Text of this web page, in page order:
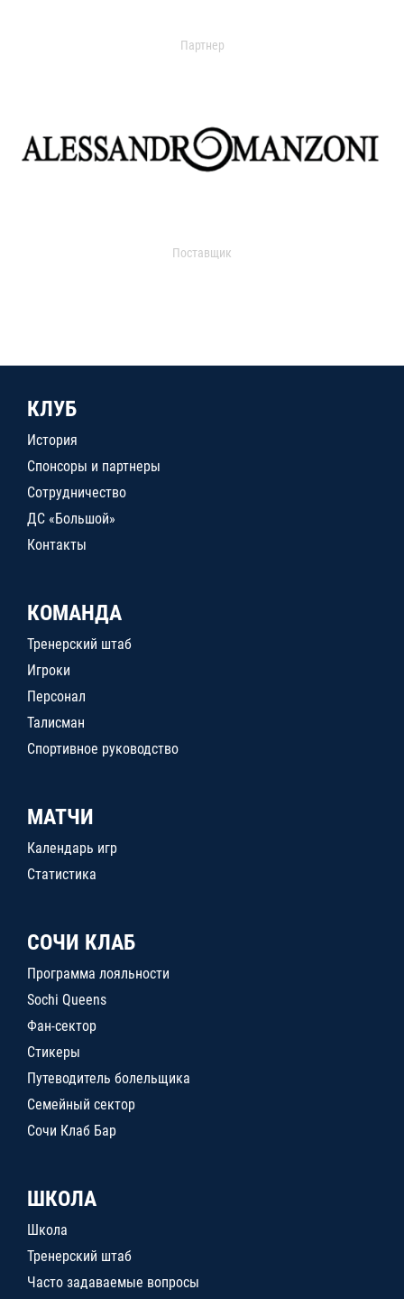
Партнер
Поставщик
КЛУБ
История
Спонсоры и партнеры
Сотрудничество
ДС «Большой»
Контакты
КОМАНДА
Тренерский штаб
Игроки
Персонал
Талисман
Спортивное руководство
МАТЧИ
Календарь игр
Статистика
СОЧИ КЛАБ
Программа лояльности
Sochi Queens
Фан-сектор
Стикеры
Путеводитель болельщика
Семейный сектор
Сочи Клаб Бар
ШКОЛА
Школа
Тренерский штаб
Часто задаваемые вопросы